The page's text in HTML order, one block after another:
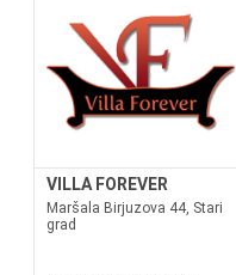
VILLA FOREVER
Maršala Birjuzova 44, Stari
grad